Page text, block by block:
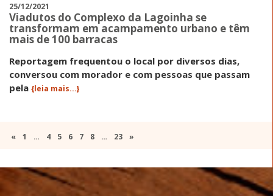
25/12/2021
Viadutos do Complexo da Lagoinha se
transformam em acampamento urbano e têm
mais de 100 barracas
Reportagem frequentou o local por diversos dias,
conversou com morador e com pessoas que passam
pela {leia mais...}
« 1 … 4 5 6 7 8 … 23 »